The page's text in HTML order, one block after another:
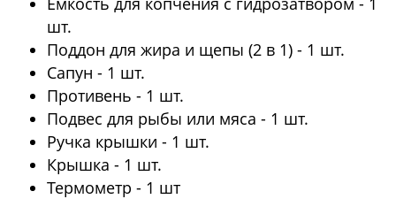
шт.
Поддон для жира и щепы (2 в 1) - 1 шт.
Сапун - 1 шт.
Противень - 1 шт.
Подвес для рыбы или мяса - 1 шт.
Ручка крышки - 1 шт.
Крышка - 1 шт.
Термометр - 1 шт